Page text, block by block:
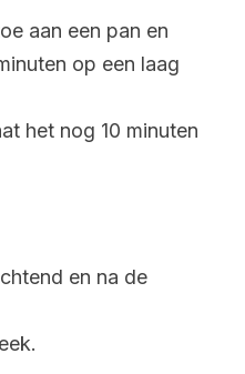
aan een pan en
op een laag
het nog 10 minuten
en na de